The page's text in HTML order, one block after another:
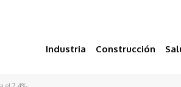
Industria Construcción